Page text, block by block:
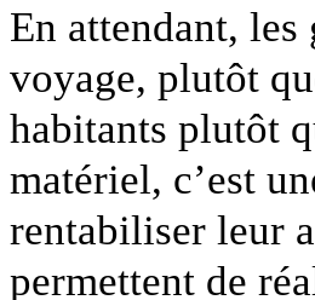
En attendant,
voyage, plutôt
habitants plutôt
matériel, c’est
rentabiliser leur
permettent de